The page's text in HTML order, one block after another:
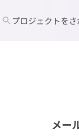
メー
プロジェクトを